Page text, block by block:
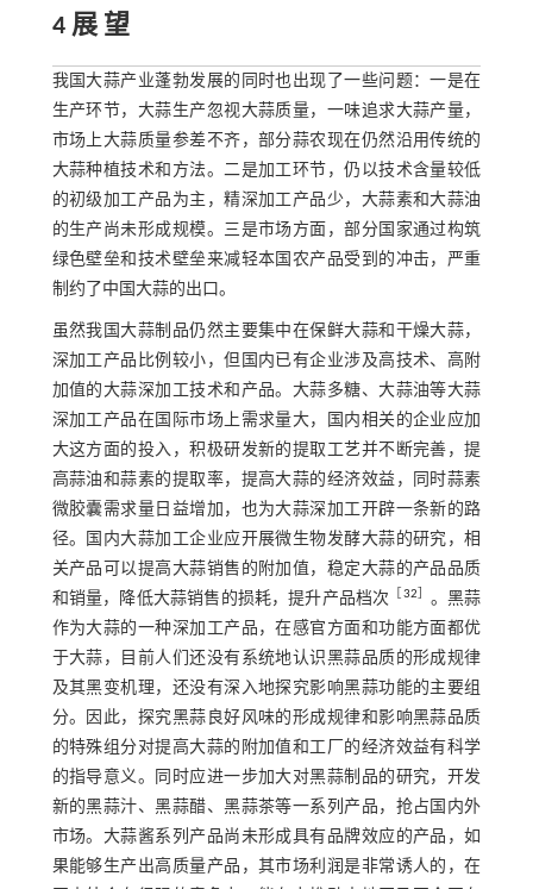
4 展 望
我国大蒜产业蓬勃发展的同时也出现了一些问题：一是在
生产环节，大蒜生产忽视大蒜质量，一味追求大蒜产量，
市场上大蒜质量参差不齐，部分蒜农现在仍然沿用传统的
大蒜种植技术和方法。二是加工环节，仍以技术含量较低
的初级加工产品为主，精深加工产品少，大蒜素和大蒜油
的生产尚未形成规模。三是市场方面，部分国家通过构筑
绿色壁垒和技术壁垒来减轻本国农产品受到的冲击，严重
制约了中国大蒜的出口。
虽然我国大蒜制品仍然主要集中在保鲜大蒜和干燥大蒜，
深加工产品比例较小，但国内已有企业涉及高技术、高附
加值的大蒜深加工技术和产品。大蒜多糖、大蒜油等大蒜
深加工产品在国际市场上需求量大，国内相关的企业应加
大这方面的投入，积极研发新的提取工艺并不断完善，提
高蒜油和蒜素的提取率，提高大蒜的经济效益，同时蒜素
微胶囊需求量日益增加，也为大蒜深加工开辟一条新的路
径。国内大蒜加工企业应开展微生物发酵大蒜的研究，相
关产品可以提高大蒜销售的附加值，稳定大蒜的产品品质
和销量，降低大蒜销售的损耗，提升产品档次
32
。黑蒜
作为大蒜的一种深加工产品，在感官方面和功能方面都优
于大蒜，目前人们还没有系统地认识黑蒜品质的形成规律
及其黑变机理，还没有深入地探究影响黑蒜功能的主要组
分。因此，探究黑蒜良好风味的形成规律和影响黑蒜品质
的特殊组分对提高大蒜的附加值和工厂的经济效益有科学
的指导意义。同时应进一步加大对黑蒜制品的研究，开发
新的黑蒜汁、黑蒜醋、黑蒜茶等一系列产品，抢占国内外
市场。大蒜酱系列产品尚未形成具有品牌效应的产品，如
果能够生产出高质量产品，其市场利润是非常诱人的，在